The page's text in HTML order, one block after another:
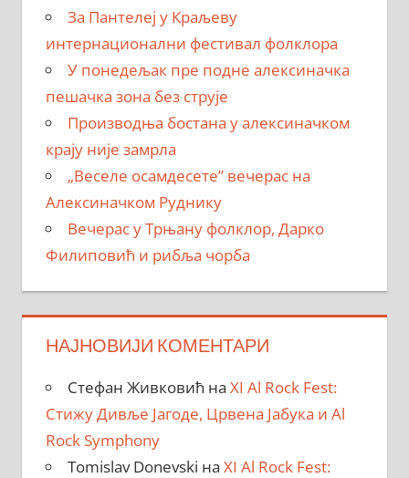
За Пантелеј у Краљеву
интернационални фестивал фолклора
У понедељак пре подне алексиначка
пешачка зона без струје
Производња бостана у алексиначком
крају није замрла
„Веселе осамдесете” вечерас на
Алексиначком Руднику
Вечерас у Трњану фолклор, Дарко
Филиповић и рибља чорба
НАЈНОВИЈИ КОМЕНТАРИ
Стефан Живковић на XI Al Rock Fest:
Стижу Дивље Јагоде, Црвена Јабука и Al
Rock Symphony
Tomislav Donevski на XI Al Rock Fest: